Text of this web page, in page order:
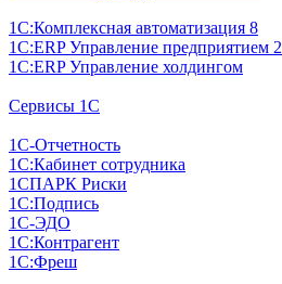
1С:Комплексная автоматизация 8
1С:ERP Управление предприятием 2
1С:ERP Управление холдингом
Сервисы 1С
1С-Отчетность
1С:Кабинет сотрудника
1СПАРК Риски
1С:Подпись
1С-ЭДО
1С:Контрагент
1С:Фреш